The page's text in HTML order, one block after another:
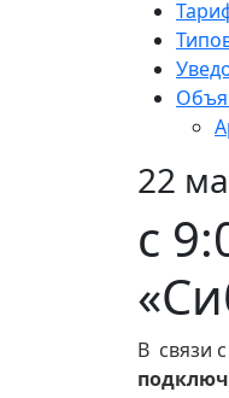
22
с
В связи